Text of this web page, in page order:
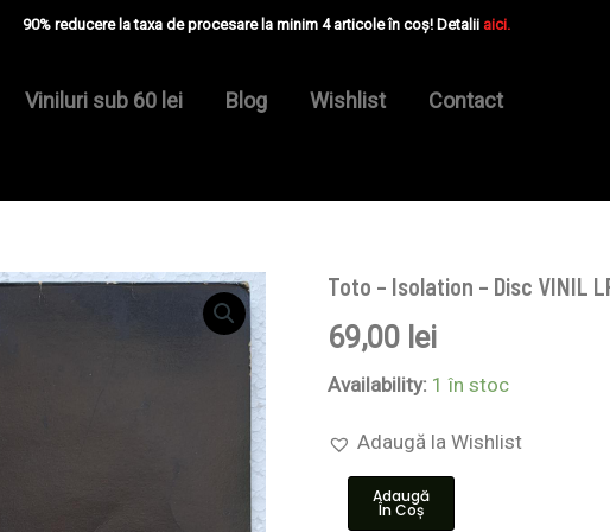
90% reducere la taxa de procesare la minim 4 articole în coș! Detalii aici.
Viniluri sub 60 lei Blog Wishlist Contact
Toto – Isolation – Disc VINIL
69,00 lei
Availability: 1 în stoc
Adaugă la Wishlist
Cantitate
–
Isolation
-
LP
(resigilat)Adaugă
În Coș